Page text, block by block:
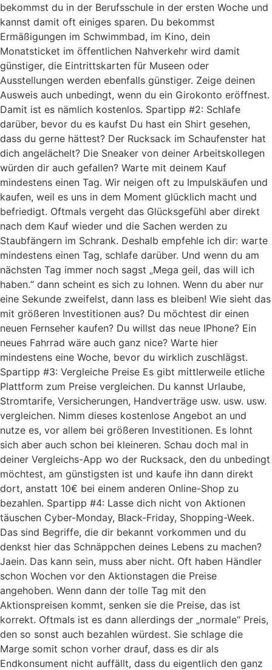
bekommst du in der Berufsschule in der ersten Woche und
kannst damit oft einiges sparen. Du bekommst
Ermäßigungen im Schwimmbad, im Kino, dein
Monatsticket im öffentlichen Nahverkehr wird damit
günstiger, die Eintrittskarten für Museen oder
Ausstellungen werden ebenfalls günstiger. Zeige deinen
Ausweis auch unbedingt, wenn du ein Girokonto eröffnest.
Damit ist es nämlich kostenlos. Spartipp #2: Schlafe
darüber, bevor du es kaufst Du hast ein Shirt gesehen,
dass du gerne hättest? Der Rucksack im Schaufenster hat
dich angelächelt? Die Sneaker von deiner Arbeitskollegen
würden dir auch gefallen? Warte mit deinem Kauf
mindestens einen Tag. Wir neigen oft zu Impulskäufen und
kaufen, weil es uns in dem Moment glücklich macht und
befriedigt. Oftmals vergeht das Glücksgefühl aber direkt
nach dem Kauf wieder und die Sachen werden zu
Staubfängern im Schrank. Deshalb empfehle ich dir: warte
mindestens einen Tag, schlafe darüber. Und wenn du am
nächsten Tag immer noch sagst „Mega geil, das will ich
haben.“ dann scheint es sich zu lohnen. Wenn du aber nur
eine Sekunde zweifelst, dann lass es bleiben! Wie sieht das
mit größeren Investitionen aus? Du möchtest dir einen
neuen Fernseher kaufen? Du willst das neue IPhone? Ein
neues Fahrrad wäre auch ganz nice? Warte hier
mindestens eine Woche, bevor du wirklich zuschlägst.
Spartipp #3: Vergleiche Preise Es gibt mittlerweile etliche
Plattform zum Preise vergleichen. Du kannst Urlaube,
Stromtarife, Versicherungen, Handverträge usw. usw. usw.
vergleichen. Nimm dieses kostenlose Angebot an und
nutze es, vor allem bei größeren Investitionen. Es lohnt
sich aber auch schon bei kleineren. Schau doch mal in
deiner Vergleichs-App wo der Rucksack, den du unbedingt
möchtest, am günstigsten ist und kaufe ihn dann direkt
dort, anstatt 10€ bei einem anderen Online-Shop zu
bezahlen. Spartipp #4: Lasse dich nicht von Aktionen
täuschen Cyber-Monday, Black-Friday, Shopping-Week.
Das sind Begriffe, die dir bekannt vorkommen und du
denkst hier das Schnäppchen deines Lebens zu machen?
Jaein. Das kann sein, muss aber nicht. Oft haben Händler
schon Wochen vor den Aktionstagen die Preise
angehoben. Wenn dann der tolle Tag mit den
Aktionspreisen kommt, senken sie die Preise, das ist
korrekt. Oftmals ist es dann allerdings der „normale“ Preis,
den so sonst auch bezahlen würdest. Sie schlage die
Marge somit schon vorher drauf, dass es dir als
Endkonsument nicht auffällt, dass du eigentlich den ganz